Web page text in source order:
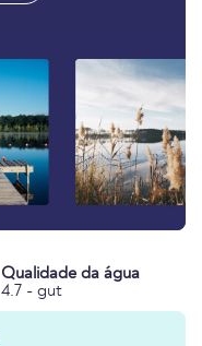
Qualidade da água
4.7 - gut